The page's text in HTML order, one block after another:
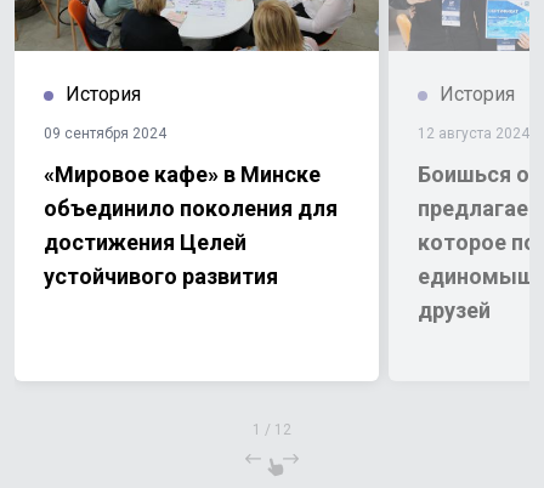
История
09 сентября 2024
«Мировое кафе» в Минске
объединило поколения для
достижения Целей
устойчивого развития
История
12 августа 2024
Боишься
которое
друзей
1 / 12